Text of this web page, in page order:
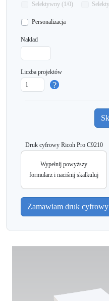
Selektywny (1/0)
Personalizacja
Nakład
Liczba projektów
Druk cyfrowy Ricoh Pro C9210
Wypełnij powyższy
formularz i naciśnij skalkuluj